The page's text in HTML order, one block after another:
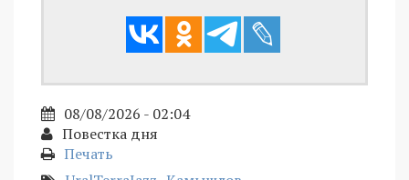
08/08/2026 - 02:04
Повестка дня
Печать